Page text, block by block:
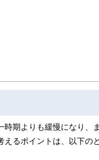
時期よりも緩慢になり、
るポイントは、以下の